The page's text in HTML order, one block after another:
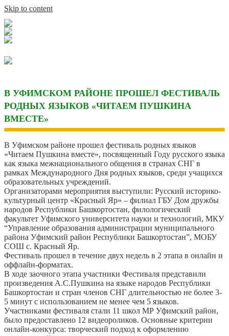
Skip to content
В УФИМСКОМ РАЙОНЕ ПРОШЕЛ ФЕСТИВАЛЬ
РОДНЫХ ЯЗЫКОВ «ЧИТАЕМ ПУШКИНА
ВМЕСТЕ»
В Уфимском районе прошел фестиваль родных языков
«Читаем Пушкина вместе», посвященный Году русского языка
как языка межнационального общения в странах СНГ в
рамках Международного Дня родных языков, среди учащихся
образовательных учреждений.
Организаторами мероприятия выступили: Русский историко-
культурный центр «Красный Яр» – филиал ГБУ Дом дружбы
народов Республики Башкортостан, филологический
факультет Уфимского университета науки и технологий, МКУ
“Управление образования администрации муниципального
района Уфимский район Республики Башкортостан”, МОБУ
СОШ с. Красный Яр.
Фестиваль прошел в течение двух недель в 2 этапа в онлайн и
оффлайн-форматах.
В ходе заочного этапа участники Фестиваля представили
произведения А.С.Пушкина на языке народов Республики
Башкортостан и стран членов СНГ длительностью не более 3-
5 минут с использованием не менее чем 5 языков.
Участниками фестиваля стали 11 школ МР Уфимский район,
было предоставлено 12 видеороликов. Основные критерии
онлайн-конкурса: творческий подход к оформлению